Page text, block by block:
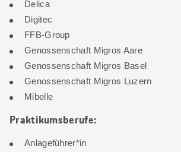
Delica
Digitec
FFB-Group
Genossenschaft Migros Aare
Genossenschaft Migros Basel
Genossenschaft Migros Luzern
Mibelle
Praktikumsberufe:
Anlageführer*in